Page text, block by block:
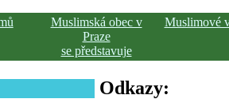
Muslimská obec v
Praze
se představuje
Muslimové
Odkazy: